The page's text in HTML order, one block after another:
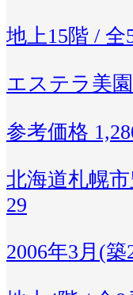
地上15階 / 全
エステラ美
参考価格
北海道札幌
29
2006年3月(築